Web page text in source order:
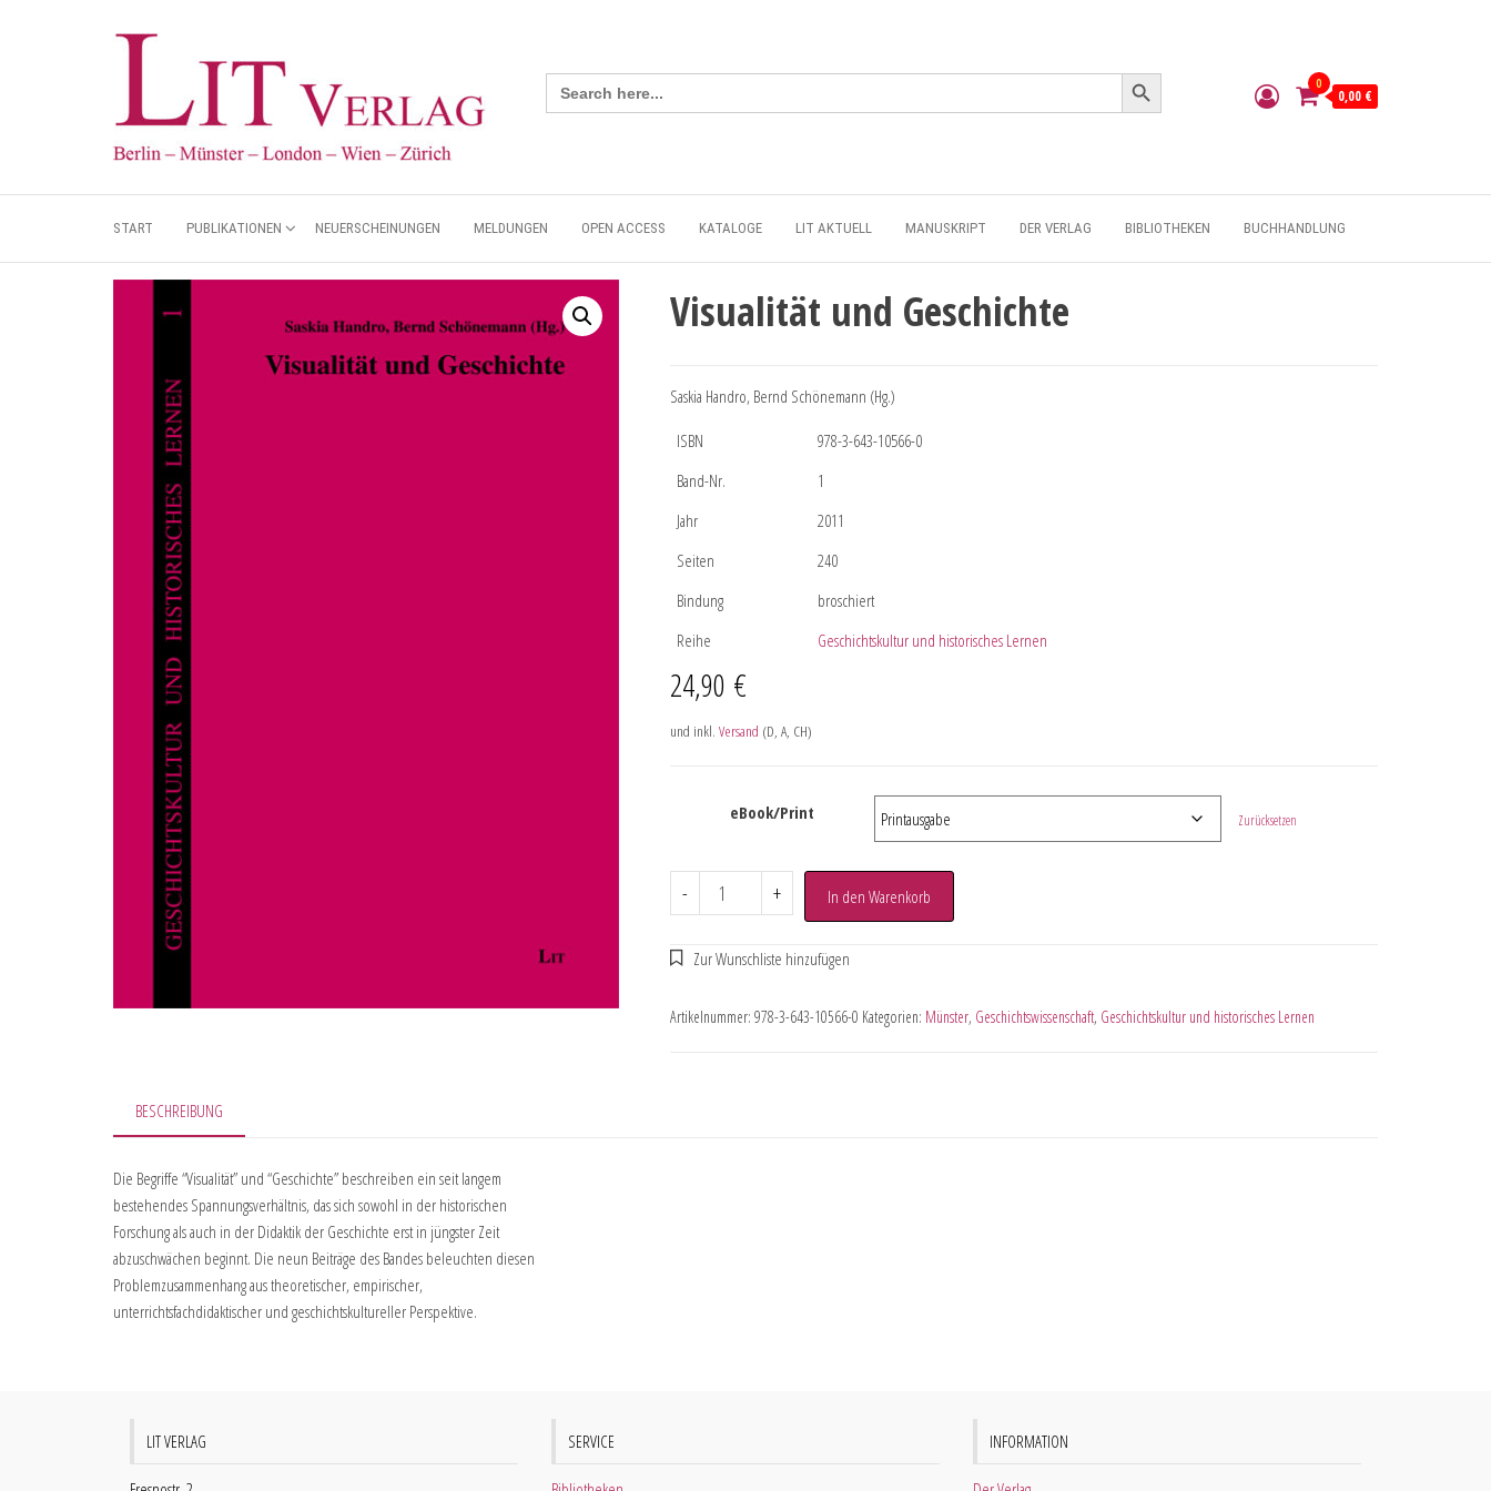
Search
for:
Search Button
0
0,00 €
START PUBLIKATIONEN NEUERSCHEINUNGEN MELDUNGEN OPEN ACCESS KATALOGE LIT AKTUELL MANUSKRIPT DER VERLAG BIBLIOTHEKEN BUCHHANDLUNG
Visualität und Geschichte
Saskia Handro, Bernd Schönemann (Hg.)
ISBN
978-3-643-10566-0
Band-Nr.
1
Jahr
2011
Seiten
240
Bindung
broschiert
Reihe
Geschichtskultur und historisches Lernen
24,90 €
und inkl. Versand (D, A, CH)
eBook/Print Zurücksetzen
- + In den Warenkorb
Artikelnummer: 978-3-643-10566-0 Kategorien: Münster, Geschichtswissenschaft, Geschichtskultur und historisches Lernen
BESCHREIBUNG
Die Begriffe “Visualität” und “Geschichte” beschreiben ein seit langem
bestehendes Spannungsverhältnis, das sich sowohl in der historischen
Forschung als auch in der Didaktik der Geschichte erst in jüngster Zeit
abzuschwächen beginnt. Die neun Beiträge des Bandes beleuchten diesen
Problemzusammenhang aus theoretischer, empirischer,
unterrichtsfachdidaktischer und geschichtskultureller Perspektive.
LIT VERLAG SERVICE INFORMATION